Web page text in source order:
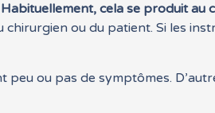
Habituellement, cela se produit au
ou du patient. Si les
peu ou pas de symptômes.